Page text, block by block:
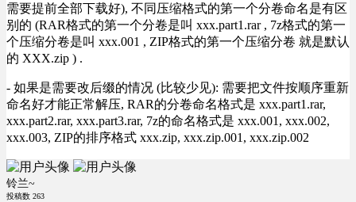
需要提前全部下载好), 不同压缩格式的第一个分卷命名是有区
别的 (RAR格式的第一个分卷是叫 xxx.part1.rar , 7z格式的第一
个压缩分卷是叫 xxx.001 , ZIP格式的第一个压缩分卷 就是默认
的 XXX.zip ) .
- 如果是需要改后缀的情况 (比较少见): 需要把文件按顺序重新
命名好才能正常解压, RAR的分卷命名格式是 xxx.part1.rar,
xxx.part2.rar, xxx.part3.rar, 7z的命名格式是 xxx.001, xxx.002,
xxx.003, ZIP的排序格式 xxx.zip, xxx.zip.001, xxx.zip.002
铃兰~
投稿数 263